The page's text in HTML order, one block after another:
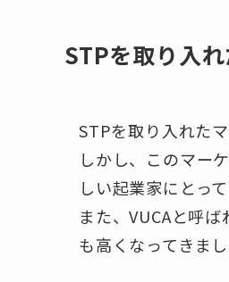
STPを取り入
STPを取り入れた
しかし、このマー
しい起業家にとっ
また、VUCAと呼
も高くなってきまし